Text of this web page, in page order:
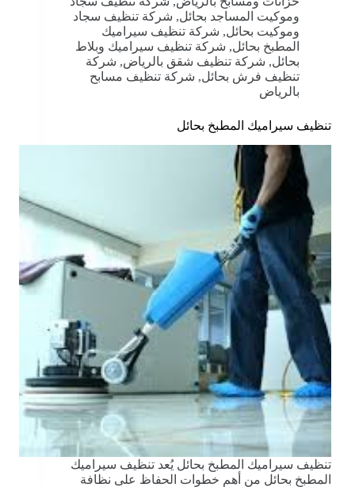
وموكيت المساجد بحائل, شركة تنظيف سجاد
وموكيت بحائل, شركة تنظيف سيراميك
المطبخ بحائل, شركة تنظيف سيراميك وبلاط
بحائل, شركة تنظيف شقق بالرياض, شركة
تنظيف فرش بحائل, شركة تنظيف مسابح
بالرياض
تنظيف سيراميك المطبخ بحائل
تنظيف سيراميك المطبخ بحائل يُعد تنظيف سيراميك
المطبخ بحائل من أهم خطوات الحفاظ على نظافة